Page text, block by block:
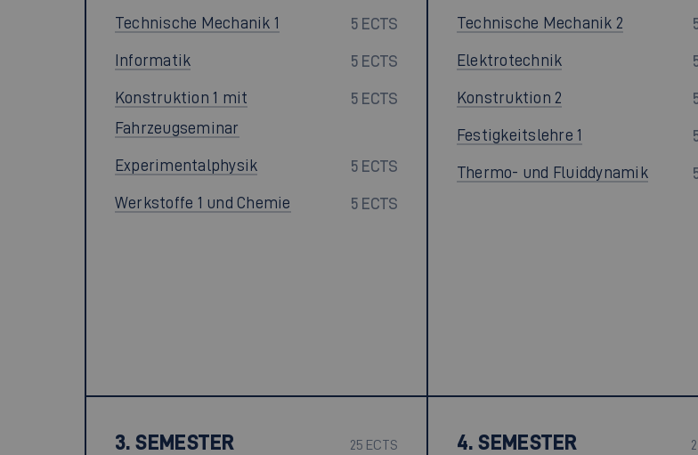
Technische Mechanik 1 5 ECTS
Informatik 5 ECTS
Konstruktion 1 mit
Fahrzeugseminar
5 ECTS
Experimentalphysik 5 ECTS
Werkstoffe 1 und Chemie 5 ECTS
Technische Mechanik 2
Elektrotechnik
Konstruktion 2
Festigkeitslehre 1
Thermo- und Fluiddynamik
3. SEMESTER 25 ECTS 4. SEMESTER